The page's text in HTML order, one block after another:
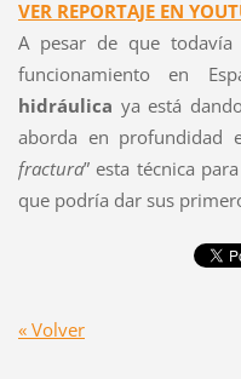
VER REPORTAJE EN
A pesar de que
funcionamiento en
hidráulica ya está
aborda en profundidad
fractura” esta técnica
que podría dar sus
« Volver